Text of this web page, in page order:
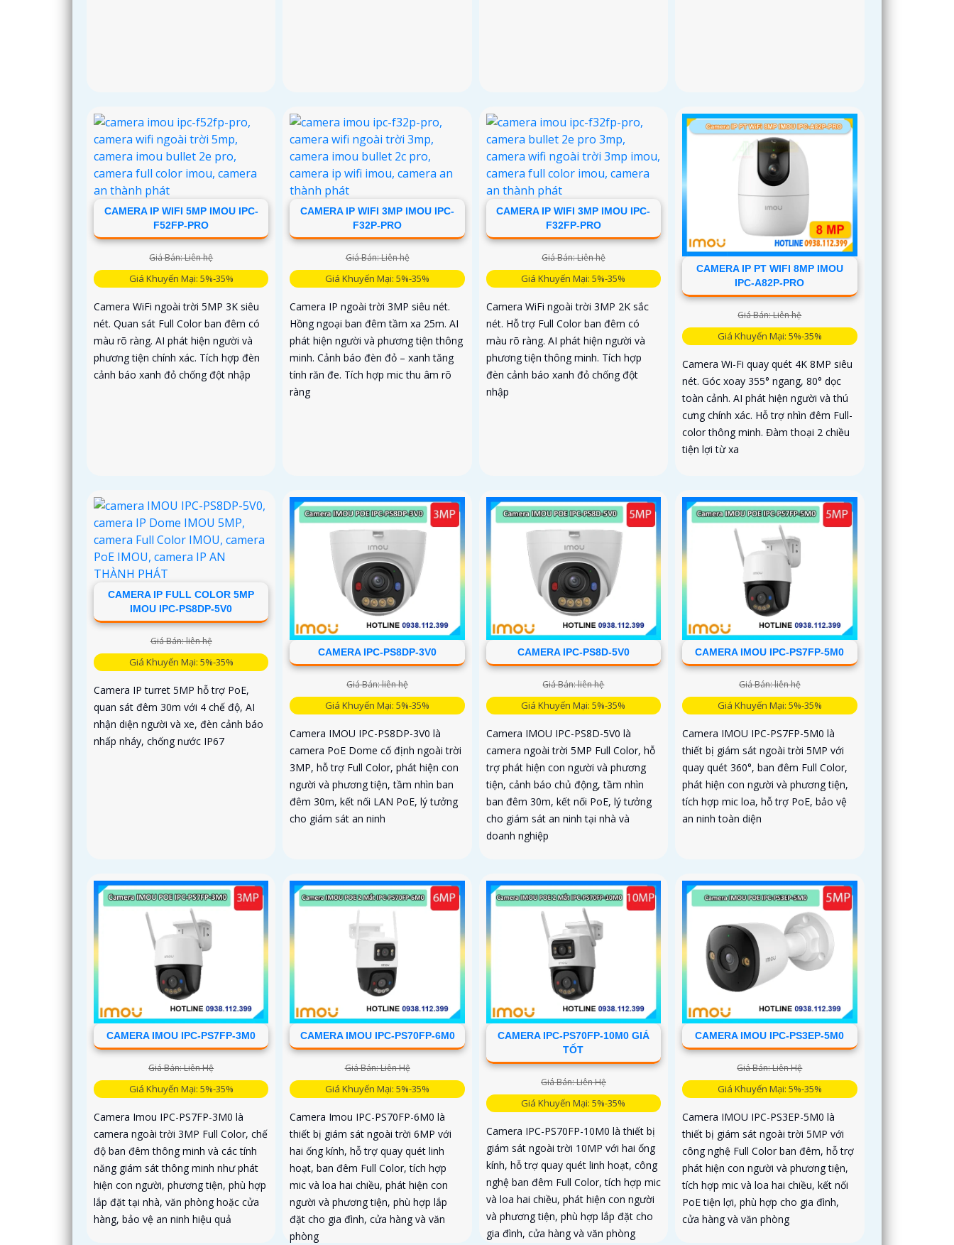
CAMERA IP WIFI 5MP IMOU IPC-
F52FP-PRO
Giá Bán: Liên hệ
Giá Khuyến Mại: 5%-35%
Camera WiFi ngoài trời 5MP 3K siêu
nét. Quan sát Full Color ban đêm có
màu rõ ràng. AI phát hiện người và
phương tiện chính xác. Tích hợp đèn
cảnh báo xanh đỏ chống đột nhập
CAMERA IP WIFI 3MP IMOU IPC-
F32P-PRO
Giá Bán: Liên hệ
Giá Khuyến Mại: 5%-35%
Camera IP ngoài trời 3MP siêu nét.
Hồng ngoại ban đêm tầm xa 25m. AI
phát hiện người và phương tiện thông
minh. Cảnh báo đèn đỏ – xanh tăng
tính răn đe. Tích hợp mic thu âm rõ
ràng
CAMERA IP WIFI 3MP IMOU IPC-
F32FP-PRO
Giá Bán: Liên hệ
Giá Khuyến Mại: 5%-35%
Camera WiFi ngoài trời 3MP 2K sắc
nét. Hỗ trợ Full Color ban đêm có
màu rõ ràng. AI phát hiện người và
phương tiện thông minh. Tích hợp
đèn cảnh báo xanh đỏ chống đột
nhập
CAMERA IP PT WIFI 8MP IMOU
IPC-A82P-PRO
Giá Bán: Liên hệ
Giá Khuyến Mại: 5%-35%
Camera Wi-Fi quay quét 4K 8MP siêu
nét. Góc xoay 355° ngang, 80° dọc
toàn cảnh. AI phát hiện người và thú
cưng chính xác. Hỗ trợ nhìn đêm Full-
color thông minh. Đàm thoại 2 chiều
tiện lợi từ xa
CAMERA IP FULL COLOR 5MP
IMOU IPC-PS8DP-5V0
Giá Bán: liên hệ
Giá Khuyến Mại: 5%-35%
Camera IP turret 5MP hỗ trợ PoE,
quan sát đêm 30m với 4 chế độ, AI
nhận diện người và xe, đèn cảnh báo
nhấp nháy, chống nước IP67
CAMERA IPC-PS8DP-3V0
Giá Bán: liên hệ
Giá Khuyến Mại: 5%-35%
Camera IMOU IPC-PS8DP-3V0 là
camera PoE Dome cố định ngoài trời
3MP, hỗ trợ Full Color, phát hiện con
người và phương tiện, tầm nhìn ban
đêm 30m, kết nối LAN PoE, lý tưởng
cho giám sát an ninh
CAMERA IPC-PS8D-5V0
Giá Bán: liên hệ
Giá Khuyến Mại: 5%-35%
Camera IMOU IPC-PS8D-5V0 là
camera ngoài trời 5MP Full Color, hỗ
trợ phát hiện con người và phương
tiện, cảnh báo chủ động, tầm nhìn
ban đêm 30m, kết nối PoE, lý tưởng
cho giám sát an ninh tại nhà và
doanh nghiệp
CAMERA IMOU IPC-PS7FP-5M0
Giá Bán: liên hệ
Giá Khuyến Mại: 5%-35%
Camera IMOU IPC-PS7FP-5M0 là
thiết bị giám sát ngoài trời 5MP với
quay quét 360°, ban đêm Full Color,
phát hiện con người và phương tiện,
tích hợp mic loa, hỗ trợ PoE, bảo vệ
an ninh toàn diện
CAMERA IMOU IPC-PS7FP-3M0
Giá Bán: Liên Hệ
Giá Khuyến Mại: 5%-35%
Camera Imou IPC-PS7FP-3M0 là
camera ngoài trời 3MP Full Color, chế
độ ban đêm thông minh và các tính
năng giám sát thông minh như phát
hiện con người, phương tiện, phù hợp
lắp đặt tại nhà, văn phòng hoặc cửa
hàng, bảo vệ an ninh hiệu quả
CAMERA IMOU IPC-PS70FP-6M0
Giá Bán: Liên Hệ
Giá Khuyến Mại: 5%-35%
Camera Imou IPC-PS70FP-6M0 là
thiết bị giám sát ngoài trời 6MP với
hai ống kính, hỗ trợ quay quét linh
hoạt, ban đêm Full Color, tích hợp
mic và loa hai chiều, phát hiện con
người và phương tiện, phù hợp lắp
đặt cho gia đình, cửa hàng và văn
phòng
CAMERA IPC-PS70FP-10M0 GIÁ
TỐT
Giá Bán: Liên Hệ
Giá Khuyến Mại: 5%-35%
Camera IPC-PS70FP-10M0 là thiết bị
giám sát ngoài trời 10MP với hai ống
kính, hỗ trợ quay quét linh hoạt, công
nghệ ban đêm Full Color, tích hợp mic
và loa hai chiều, phát hiện con người
và phương tiện, phù hợp lắp đặt cho
gia đình, cửa hàng và văn phòng
CAMERA IMOU IPC-PS3EP-5M0
Giá Bán: Liên Hệ
Giá Khuyến Mại: 5%-35%
Camera IMOU IPC-PS3EP-5M0 là
thiết bị giám sát ngoài trời 5MP với
công nghệ Full Color ban đêm, hỗ trợ
phát hiện con người và phương tiện,
tích hợp mic và loa hai chiều, kết nối
PoE tiện lợi, phù hợp cho gia đình,
cửa hàng và văn phòng